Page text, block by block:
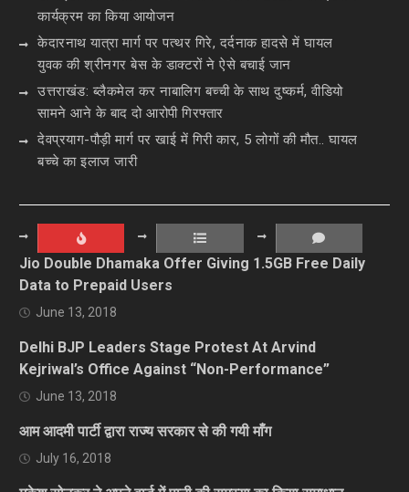
कार्यक्रम का किया आयोजन
केदारनाथ यात्रा मार्ग पर पत्थर गिरे, दर्दनाक हादसे में घायल
युवक की श्रीनगर बेस के डाक्टरों ने ऐसे बचाई जान
उत्तराखंड: ब्लैकमेल कर नाबालिग बच्ची के साथ दुष्कर्म, वीडियो
सामने आने के बाद दो आरोपी गिरफ्तार
देवप्रयाग-पौड़ी मार्ग पर खाई में गिरी कार, 5 लोगों की मौत.. घायल
बच्चे का इलाज जारी
Jio Double Dhamaka Offer Giving 1.5GB Free Daily
Data to Prepaid Users
June 13, 2018
Delhi BJP Leaders Stage Protest At Arvind
Kejriwal’s Office Against “Non-Performance”
June 13, 2018
आम आदमी पार्टी द्वारा राज्य सरकार से की गयी माँग
July 16, 2018